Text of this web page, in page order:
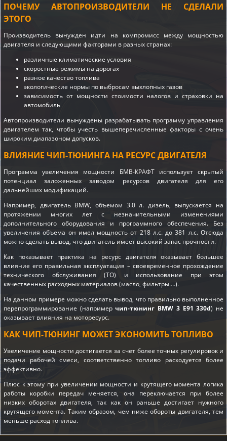
ПОЧЕМУ АВТОПРОИЗВОДИТЕЛИ НЕ СДЕЛАЛИ
ЭТОГО
Производитель вынужден идти на компромисс между мощностью
двигателя и следующими факторами в разных странах:
различные климатические условия
скоростные режимы на дорогах
разное качество топлива
экологические нормы по выбросам выхлопных газов
зависимость от мощности стоимости налогов и страховки на
автомобиль
Автопроизводители вынуждены разрабатывать программу управления
двигателем так, чтобы учесть вышеперечисленные факторы с очень
широким диапазоном допусков.
ВЛИЯНИЕ ЧИП-ТЮНИНГА НА РЕСУРС ДВИГАТЕЛЯ
Программа увеличения мощности БМВ-КРАФТ использует скрытый
потенциал заложенных заводом ресурсов двигателя для его
дальнейших модификаций.
Например, двигатель BMW, объемом 3.0 л. дизель, выпускается на
протяжении многих лет с незначительными изменениями
дополнительного оборудования и программного обеспечения. Без
увеличения объема он имел мощность от 218 л.с. до 381 л.с. Отсюда
можно сделать вывод, что двигатель имеет высокий запас прочности.
Как показывает практика на ресурс двигателя оказывает большее
влияние его правильная эксплуатация – своевременное прохождение
технического обслуживания (ТО) и использование при этом
качественных расходных материалов (масло, фильтры….).
На данном примере можно сделать вывод, что правильно выполненное
перепрограммирование (напримерчип-тюнинг BMW 3 E91 330d) не
оказывает влияния на моторесурс.
КАК ЧИП-ТЮНИНГ МОЖЕТ ЭКОНОМИТЬ ТОПЛИВО
Увеличение мощности достигается за счет более точных регулировок и
подачи рабочей смеси, соответственно топливо расходуется более
эффективно.
Плюс к этому при увеличении мощности и крутящего момента логика
работы коробки передач меняется, она переключается при более
низких оборотах двигателя, так как он раньше достигает нужного
крутящего момента. Таким образом, чем ниже обороты двигателя, тем
меньше расход топлива.